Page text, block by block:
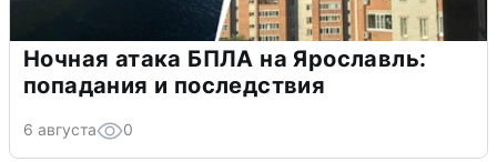
Ночная атака БПЛА на Ярославль:
попадания и последствия
6 августа 0